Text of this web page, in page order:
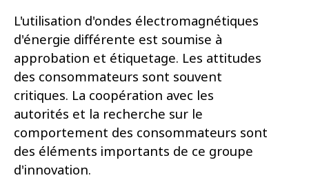
L'utilisation d'ondes électromagnétiques
d'énergie différente est soumise à
approbation et étiquetage. Les attitudes
des consommateurs sont souvent
critiques. La coopération avec les
autorités et la recherche sur le
comportement des consommateurs sont
des éléments importants de ce groupe
d'innovation.